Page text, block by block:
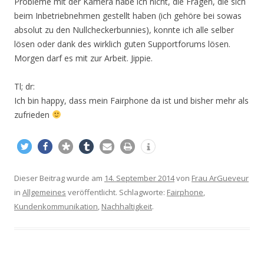
beim Inbetriebnehmen gestellt haben (ich gehöre bei sowas
absolut zu den Nullcheckerbunnies), konnte ich alle selber
lösen oder dank des wirklich guten Supportforums lösen.
Morgen darf es mit zur Arbeit. Jippie.
Tl; dr:
Ich bin happy, dass mein Fairphone da ist und bisher mehr als
zufrieden
Dieser Beitrag wurde am 14. September 2014von Frau ArGueveur
in Allgemeines veröffentlicht. Schlagworte: Fairphone,
Kundenkommunikation, Nachhaltigkeit.